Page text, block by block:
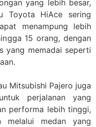
yang lebih besar,
Toyota HiAce sering
menampung lebih
15 orang, dengan
yang memadai seperti
Mitsubishi Pajero juga
perjalanan yang
performa lebih tinggi,
melalui medan yang